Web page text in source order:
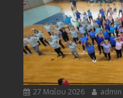
27 Μαΐου 2026